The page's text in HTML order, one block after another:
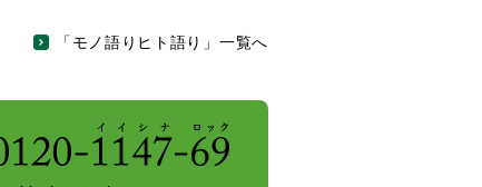
「モノ語りヒト語り」一覧へ